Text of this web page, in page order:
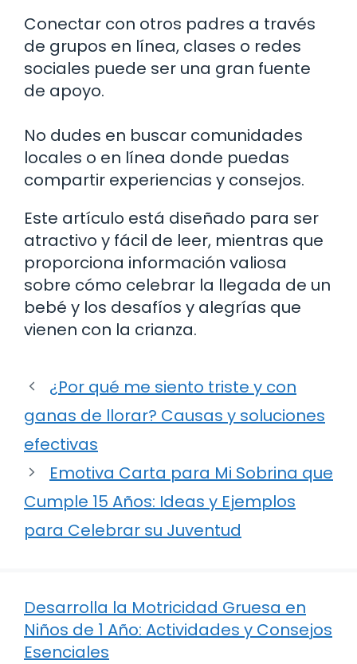
Conectar con otros padres a través
de grupos en línea, clases o redes
sociales puede ser una gran fuente
de apoyo.
No dudes en buscar comunidades
locales o en línea donde puedas
compartir experiencias y consejos.
Este artículo está diseñado para ser
atractivo y fácil de leer, mientras que
proporciona información valiosa
sobre cómo celebrar la llegada de un
bebé y los desafíos y alegrías que
vienen con la crianza.
¿Por qué me siento triste y con
ganas de llorar? Causas y soluciones
efectivas
Emotiva Carta para Mi Sobrina que
Cumple 15 Años: Ideas y Ejemplos
para Celebrar su Juventud
Desarrolla la Motricidad Gruesa en
Niños de 1 Año: Actividades y Consejos
Esenciales